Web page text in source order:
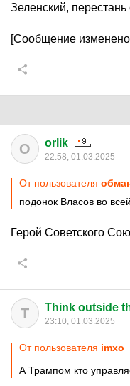
Зеленский, перестань
[Сообщение
O orlik
22:58, 01.03.2025
От пользователя
подонок Власов во
Герой Советского
T Think outside
23:10, 01.03.2025
От пользователя imxo
А Трампом кто